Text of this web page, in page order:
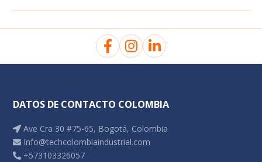
Luxómetros
Medidores de estrés térmico
Multiparámetros
Pluviómetro
DATOS DE CONTACTO COLOMBIA
Ave Cra 30 #75-65, Bogotá, Colombia
Info@techcolombiaindustrial.com
+573103326057